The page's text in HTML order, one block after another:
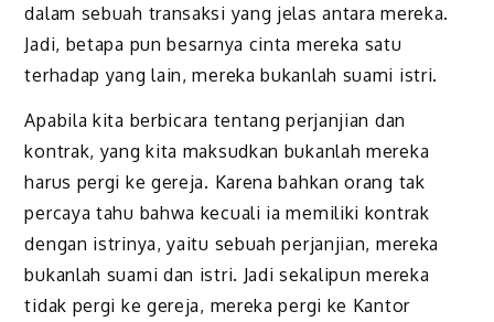
dalam sebuah transaksi yang jelas antara mereka.
Jadi, betapa pun besarnya cinta mereka satu
terhadap yang lain, mereka bukanlah suami istri.
Apabila kita berbicara tentang perjanjian dan
kontrak, yang kita maksudkan bukanlah mereka
harus pergi ke gereja. Karena bahkan orang tak
percaya tahu bahwa kecuali ia memiliki kontrak
dengan istrinya, yaitu sebuah perjanjian, mereka
bukanlah suami dan istri. Jadi sekalipun mereka
tidak pergi ke gereja, mereka pergi ke Kantor